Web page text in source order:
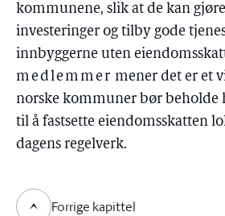
kommunene, slik at de kan
investeringer og tilby gode
innbyggerne uten
medlemmer mener det er et
norske kommuner bør beholde
til å fastsette eiendomsskatten
dagens regelverk.
Forrige kapittel